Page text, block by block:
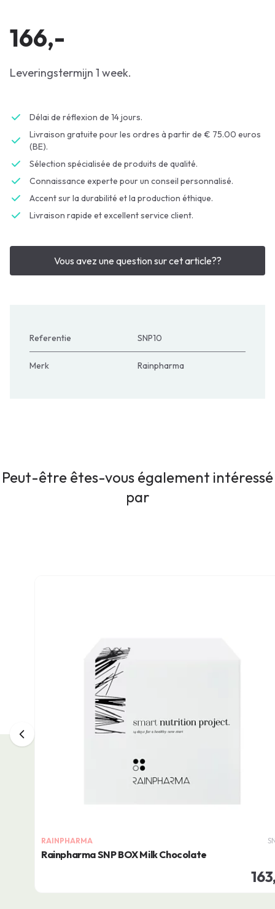
166,-
Leveringstermijn 1 week.
Délai de réflexion de 14 jours.
Livraison gratuite pour les ordres à partir de € 75.00 euros
(BE).
Sélection spécialisée de produits de qualité.
Connaissance experte pour un conseil personnalisé.
Accent sur la durabilité et la production éthique.
Livraison rapide et excellent service client.
Vous avez une question sur cet article??
Referentie SNP10
Merk Rainpharma
Peut-être êtes-vous également intéressé
par
RAINPHARMA
Rainpharma SNP BOX Milk Chocolate